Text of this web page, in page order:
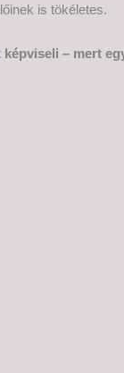
is tökéletes.
– mert